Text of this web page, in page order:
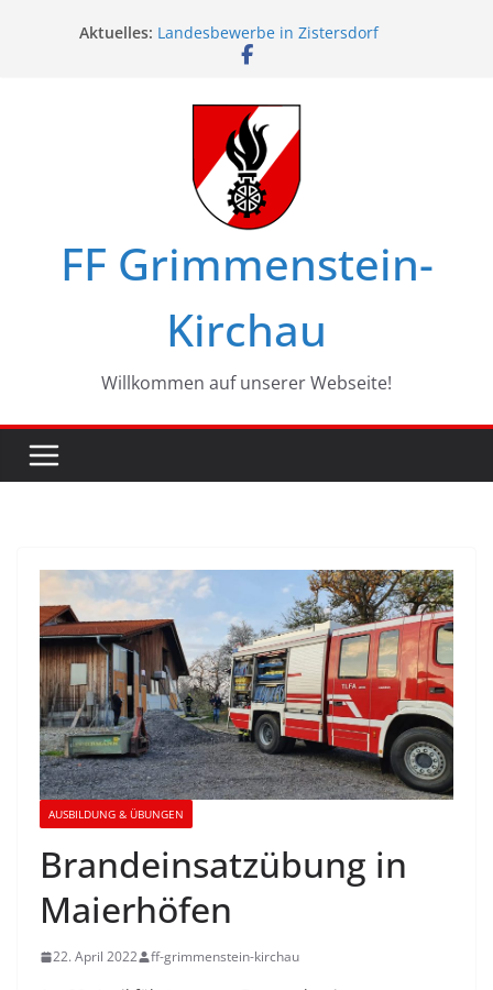
Aktuelles: Landesbewerbe in Zistersdorf
Nachlöscharbeiten im Föhrenwald
Maschinistenübung am Haßbach
FF Grimmenstein-
Kirchau
Willkommen auf unserer Webseite!
AUSBILDUNG & ÜBUNGEN
Brandeinsatzübung in
Maierhöfen
22. April 2022 ff-grimmenstein-kirchau